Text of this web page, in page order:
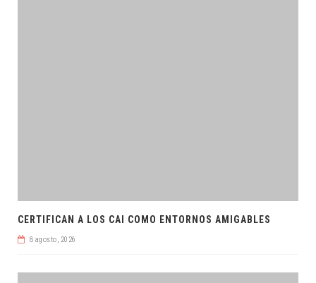
CERTIFICAN A LOS CAI COMO ENTORNOS AMIGABLES
8 agosto, 2026